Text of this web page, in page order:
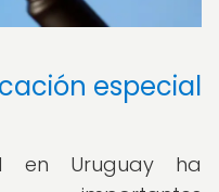
especial
en Uruguay ha